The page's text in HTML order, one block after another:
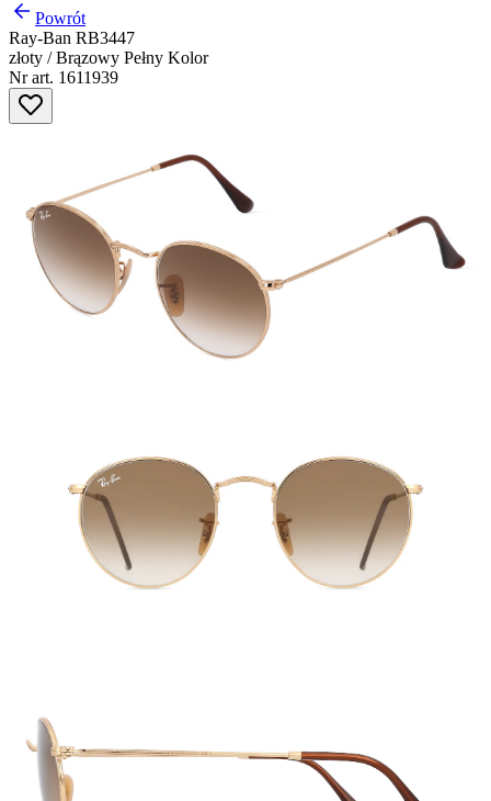
Powrót
Ray-Ban RB3447
złoty / Brązowy Pełny Kolor
Nr art. 1611939